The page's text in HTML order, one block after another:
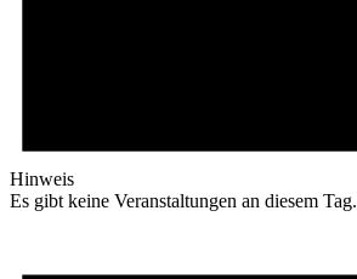
Hinweis
Es gibt keine Veranstaltungen an diesem Tag.